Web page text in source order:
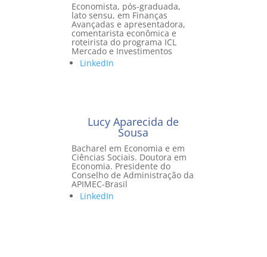
Economista, pós-graduada,
lato sensu, em Finanças
Avançadas e apresentadora,
comentarista econômica e
roteirista do programa ICL
Mercado e Investimentos
LinkedIn
Lucy Aparecida de
Sousa
Bacharel em Economia e em
Ciências Sociais. Doutora em
Economia. Presidente do
Conselho de Administração da
APIMEC-Brasil
LinkedIn